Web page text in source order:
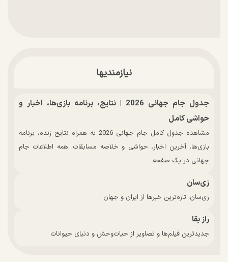
نیازمندیها
جدول جام جهانی 2026 | نتایج، برنامه بازی‌ها، اخبار و
حواشی کامل
مشاهده جدول کامل جام جهانی 2026 به همراه نتایج زنده، برنامه
بازی‌ها، آخرین اخبار، حواشی و خلاصه مسابقات. همه اطلاعات جام
جهانی در یک صفحه.
زی‌سان
زی‌سان: تازه‌ترین خبرها از ایران و جهان
راز بقا
جدیدترین فیلم‌ها و تصاویر از حیات‌وحش و دنیای حیوانات